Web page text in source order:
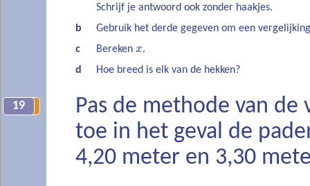
Schrijf je antwoord ook zonder haakjes.
b
Gebruik het derde gegeven om een
c
Bereken x.
d
Hoe breed is elk van de hekken?
19
18
Pas de methode van de
toe in het geval de
4,20 meter en 3,30